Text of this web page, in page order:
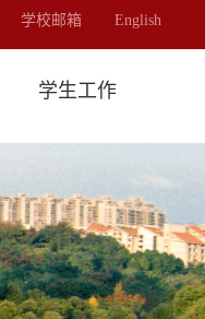
学校邮箱 English
学生工作